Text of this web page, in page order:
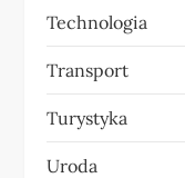
Technologia
Transport
Turystyka
Uroda